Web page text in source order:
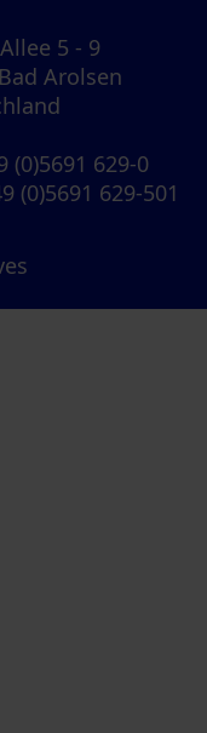
5 - 9
Arolsen
(0)5691 629-0
(0)5691 629-501